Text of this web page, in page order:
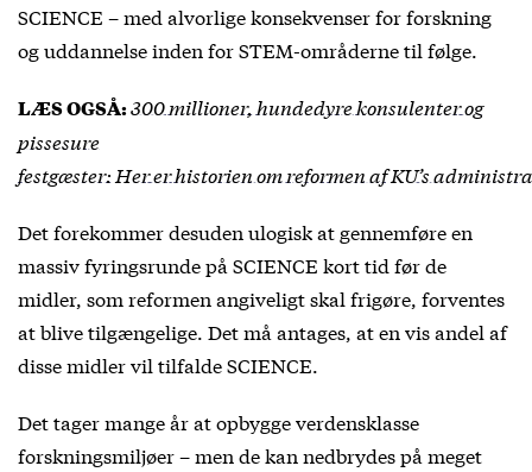
SCIENCE – med alvorlige konsekvenser for forskning
og uddannelse inden for STEM-områderne til følge.
LÆS OGSÅ:300 millioner, hundedyre konsulenter og
pissesure
festgæster: Her er historien om reformen af KU’s
Det forekommer desuden ulogisk at gennemføre en
massiv fyringsrunde på SCIENCE kort tid før de
midler, som reformen angiveligt skal frigøre, forventes
at blive tilgængelige. Det må antages, at en vis andel af
disse midler vil tilfalde SCIENCE.
Det tager mange år at opbygge verdensklasse
forskningsmiljøer – men de kan nedbrydes på meget